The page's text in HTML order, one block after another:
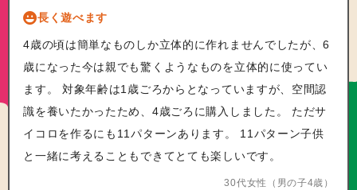
長く遊べます
4歳の頃は簡単なものしか立体的に作れませんでしたが、6
歳になった今は親でも驚くようなものを立体的に使ってい
ます。 対象年齢は1歳ごろからとなっていますが、空間認
識を養いたかったため、4歳ごろに購入しました。 ただサ
イコロを作るにも11パターンあります。 11パターン子供
と一緒に考えることもできてとても楽しいです。
30代女性（男の子4歳）